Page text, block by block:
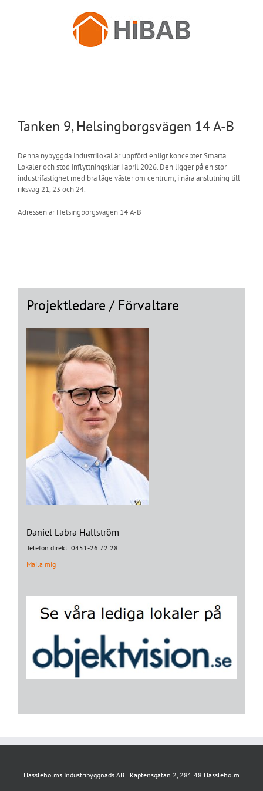
Tanken 9, Helsingborgsvägen 14 A-B
Denna nybyggda industrilokal är uppförd enligt konceptet Smarta
Lokaler och stod inflyttningsklar i april 2026. Den ligger på en stor
industrifastighet med bra läge väster om centrum, i nära anslutning till
riksväg 21, 23 och 24.
Adressen är Helsingborgsvägen 14 A-B
Projektledare / Förvaltare
Daniel Labra Hallström
Telefon direkt: 0451-26 72 28
Maila mig
Hässleholms Industribyggnads AB | Kaptensgatan 2, 281 48 Hässleholm